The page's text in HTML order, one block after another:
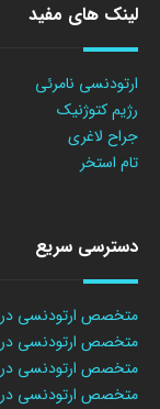
لینک های مفید
ارتودنسی نامرئی
رژیم کتوژنیک
جراح لاغری
تام استخر
دسترسی سریع
متخصص ارتودنسی در
متخصص ارتودنسی در
متخصص ارتودنسی در
متخصص ارتودنسی